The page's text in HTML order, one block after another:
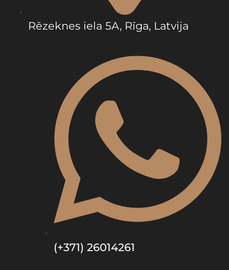
Rēzeknes iela 5A, Rīga, Latvija
(+371) 26014261